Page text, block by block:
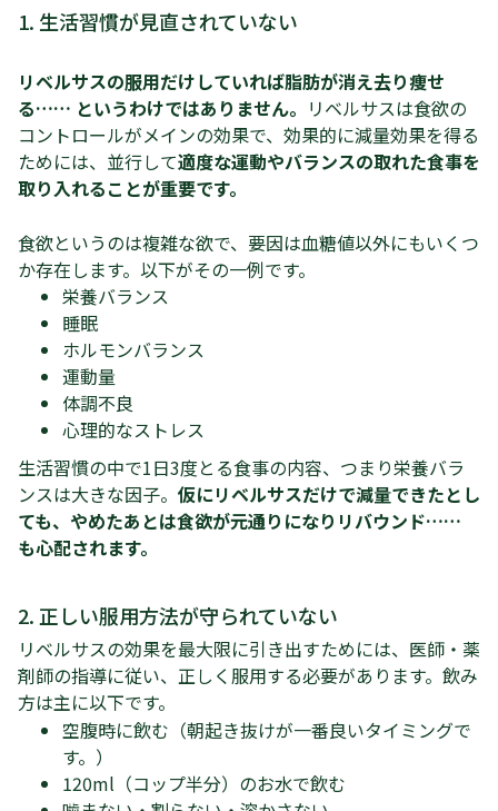
1. 生活習慣が見直されていない
リベルサスの服用だけしていれば脂肪が消え去り痩せ
る…… というわけではありません。 リベルサスは食欲の
コントロールがメインの効果で、効果的に減量効果を得る
ためには、並行して適度な運動やバランスの取れた食事を
取り入れることが重要です。
食欲というのは複雑な欲で、要因は血糖値以外にもいくつ
か存在します。以下がその一例です。
栄養バランス
睡眠
ホルモンバランス
運動量
体調不良
心理的なストレス
生活習慣の中で1日3度とる食事の内容、つまり栄養バラ
ンスは大きな因子。 仮にリベルサスだけで減量できたとし
ても、やめたあとは食欲が元通りになりリバウンド……
も心配されます。
2. 正しい服用方法が守られていない
リベルサスの効果を最大限に引き出すためには、医師・薬
剤師の指導に従い、正しく服用する必要があります。飲み
方は主に以下です。
空腹時に飲む（朝起き抜けが一番良いタイミングで
す。）
120ml（コップ半分）のお水で飲む